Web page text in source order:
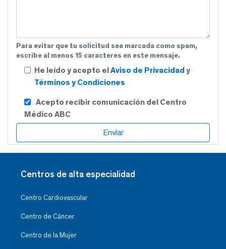
Para evitar que tu solicitud sea marcada como spam,
escribe al menos 15 caracteres en este mensaje.
He leído y acepto elAviso de Privacidad y
Términos y Condiciones
Acepto recibir comunicación del Centro
Médico ABC
Centros de alta especialidad
Centro Cardiovascular
Centro de Cáncer
Centro de la Mujer